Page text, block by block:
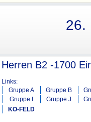
26.
Herren B2 -1700
Links:
Gruppe A
Gruppe B
Gruppe I
Gruppe J
KO-FELD